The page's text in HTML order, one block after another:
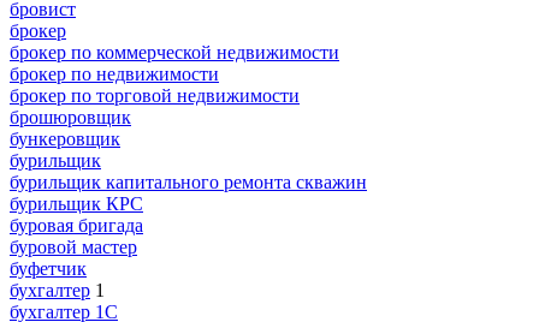
бровист
брокер
брокер по коммерческой недвижимости
брокер по недвижимости
брокер по торговой недвижимости
брошюровщик
бункеровщик
бурильщик
бурильщик капитального ремонта скважин
бурильщик КРС
буровая бригада
буровой мастер
буфетчик
бухгалтер 1
бухгалтер 1C